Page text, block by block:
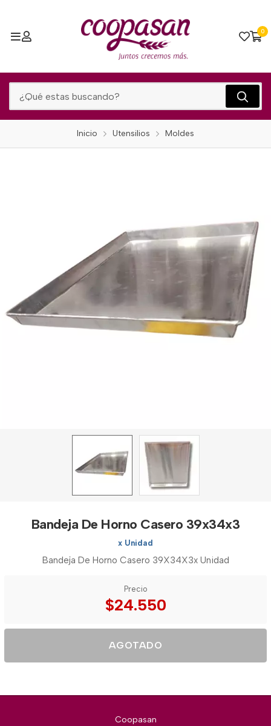
0
Inicio Utensilios Moldes
Bandeja De Horno Casero 39x34x3
x Unidad
Bandeja De Horno Casero 39X34X3x Unidad
Precio
$24.550
AGOTADO
Coopasan